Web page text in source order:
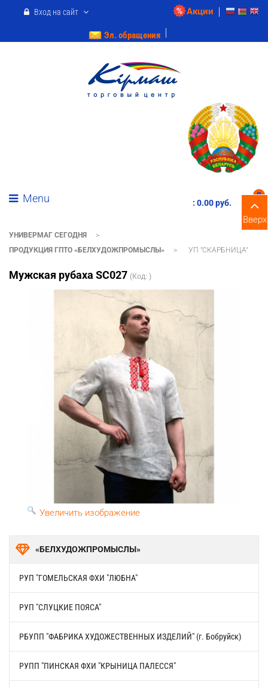
Акции
Вход на сайт
Эл. обращения
Menu
0
: 0.00 pуб.
УНИВЕРМАГ СЕГОДНЯ
>
ПРОДУКЦИЯ ГПТО «БЕЛХУДОЖПРОМЫСЛЫ»
> УП "СКАРБНИЦА"
Мужская рубаха SC027 (Код: )
Увеличить изображение
«БЕЛХУДОЖПРОМЫСЛЫ»
РУП "ГОМЕЛЬСКАЯ ФХИ "ЛЮБНА"
РУП "СЛУЦКИЕ ПОЯСА"
РБУПП "ФАБРИКА ХУДОЖЕСТВЕННЫХ ИЗДЕЛИЙ" (г. Бобруйск)
РУПП "ПИНСКАЯ ФХИ "КРЫНИЦА ПАЛЕССЯ"
Вверх